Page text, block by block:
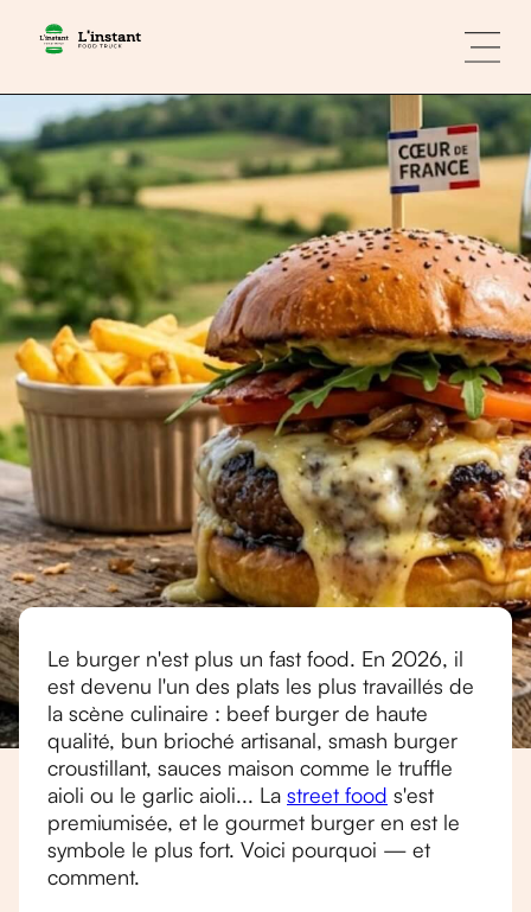
Le burger n'est plus un fast food. En 2026, il
est devenu l'un des plats les plus travaillés de
la scène culinaire : beef burger de haute
qualité, bun brioché artisanal, smash burger
croustillant, sauces maison comme le truffle
aioli ou le garlic aioli... La street food s'est
premiumisée, et le gourmet burger en est le
symbole le plus fort. Voici pourquoi — et
comment.